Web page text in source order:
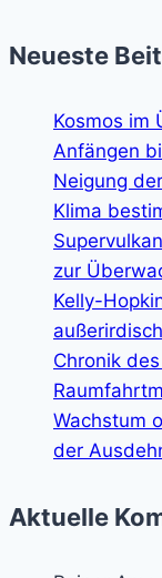
Neueste
Kosmos im
Anfängen
Neigung
Klima
zur
Kelly-
Chronik
Wachstum
der
Aktuelle